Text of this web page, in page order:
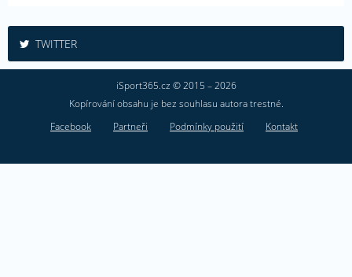
TWITTER
Facebook Partneři Podmínky použití Kontakt
iSport365.cz © 2015 – 2026
Kopírování obsahu je bez souhlasu autora trestné.